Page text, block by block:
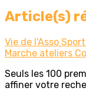
Article(s)
Vie de l'Asso Sport
Marche ateliers
Seuls les 100
affiner votre